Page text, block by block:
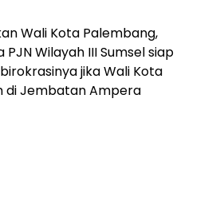
Wali Kota Palembang,
Wilayah III Sumsel siap
jika Wali Kota
di Jembatan Ampera